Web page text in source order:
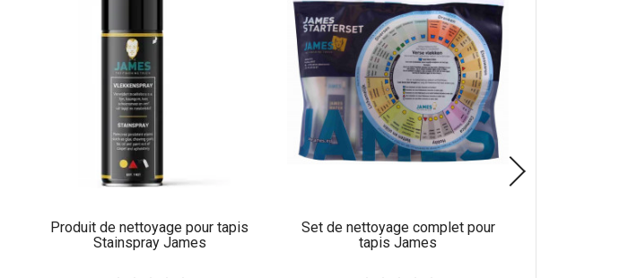
Produit de nettoyage pour tapis
Stainspray James
Set de nettoyage complet pour
tapis James